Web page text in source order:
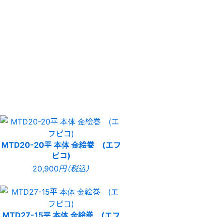
MTD20-20平 本体 金絵巻 (エフ
ピコ)
20,900円（税込）